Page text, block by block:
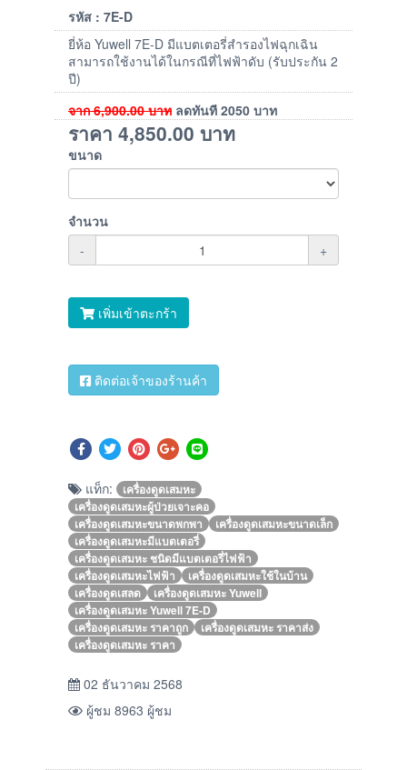
รหัส : 7E-D
ยี่ห้อ Yuwell 7E-D มีแบตเตอรี่สำรองไฟฉุกเฉิน
สามารถใช้งานได้ในกรณีที่ไฟฟ้าดับ (รับประกัน 2
ปี)
จาก6,900.00บาท ลดทันที 2050 บาท
ราคา 4,850.00 บาท
ขนาด
จำนวน
-
+
เพิ่มเข้าตะกร้า
ติดต่อเจ้าของร้านค้า
แท็ก:
เครื่องดูดเสมหะ
เครื่องดูดเสมหะผู้ป่วยเจาะคอ
เครื่องดูดเสมหะขนาดพกพา
เครื่องดูดเสมหะขนาดเล็ก
เครื่องดูดเสมหะมีแบตเตอรี่
เครื่องดูดเสมหะ ชนิดมีแบตเตอรี่ไฟฟ้า
เครื่องดูดเสมหะไฟฟ้า
เครื่องดูดเสมหะใช้ในบ้าน
เครื่องดูดเสลด
เครื่องดูดเสมหะ Yuwell
เครื่องดูดเสมหะ Yuwell 7E-D
เครื่องดูดเสมหะ ราคาถูก
เครื่องดูดเสมหะ ราคาส่ง
เครื่องดูดเสมหะ ราคา
02 ธันวาคม 2568
ผู้ชม 8963 ผู้ชม